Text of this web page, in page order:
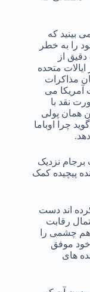
بینید که
را به خطر
از
متحده
مذاکرات
دست آمریکا می
نقد با
همان پولی
چرا اوباما
برجام نزدیک
پیچیده کمک
اند دست
رقابت
چشمی را
خود موفق
های